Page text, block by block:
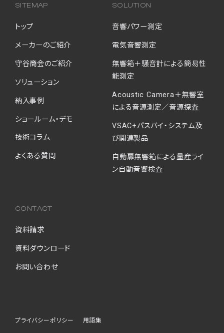
SITEMAP
トップ
メーカーのご紹介
守谷商会のご紹介
ソリューション
納入事例
ショールーム・デモ
技術コラム
よくある質問
SOLUTION
音響パワー測定
電気音響測定
無響箱＋騒音計による簡易性
能測定
Acoustic Camera＋無響室
による音源測定／音源探査
VSAC+パスバイ・システム及
び関連製品
自動扉無響箱による量産ライ
ン自動音響検査
CONTACT
資料請求
資料ダウンロード
お問い合わせ
プライバシーポリシー 用語集